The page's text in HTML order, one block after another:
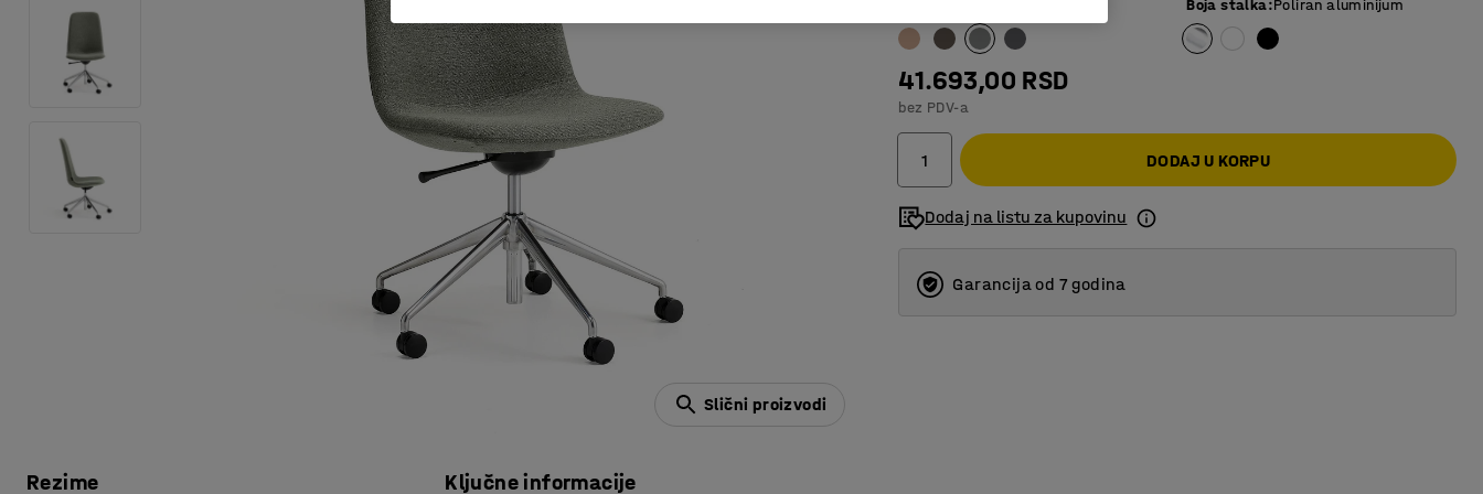
Slični proizvodi
Rezime Ključne informacije
Boja stalka:Poliran aluminijum
41.693,00 RSD
bez PDV-a
DODAJ U KORPU
Dodaj na listu za kupovinu
Garancija od 7 godina